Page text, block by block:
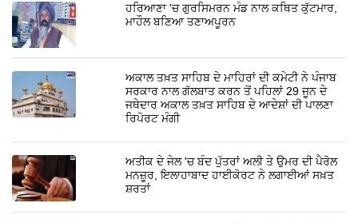
ਹਰਿਆਣਾ 'ਚ ਗੁਰਸਿਮਰਨ ਮੰਡ ਨਾਲ ਕਥਿਤ ਕੁੱਟਮਾਰ,
ਮਾਹੌਲ ਬਣਿਆ ਤਣਾਅਪੂਰਨ
ਅਕਾਲ ਤਖ਼ਤ ਸਾਹਿਬ ਦੇ ਮਾਹਿਰਾਂ ਦੀ ਕਮੇਟੀ ਨੇ ਪੰਜਾਬ
ਸਰਕਾਰ ਨਾਲ ਗੱਲਬਾਤ ਕਰਨ ਤੋਂ ਪਹਿਲਾਂ 29 ਜੂਨ ਦੇ
ਜਥੇਦਾਰ ਅਕਾਲ ਤਖ਼ਤ ਸਾਹਿਬ ਦੇ ਆਦੇਸ਼ਾਂ ਦੀ ਪਾਲਣਾ
ਰਿਪੋਰਟ ਮੰਗੀ
ਅਤੀਕ ਦੇ ਜੇਲ 'ਚ ਬੰਦ ਪੁੱਤਰਾਂ ਅਲੀ ਤੇ ਉਮਰ ਦੀ ਪੈਰੋਲ
ਮਨਜ਼ੂਰ, ਇਲਾਹਾਬਾਦ ਹਾਈਕੋਰਟ ਨੇ ਲਗਾਈਆਂ ਸਖ਼ਤ
ਸ਼ਰਤਾਂ